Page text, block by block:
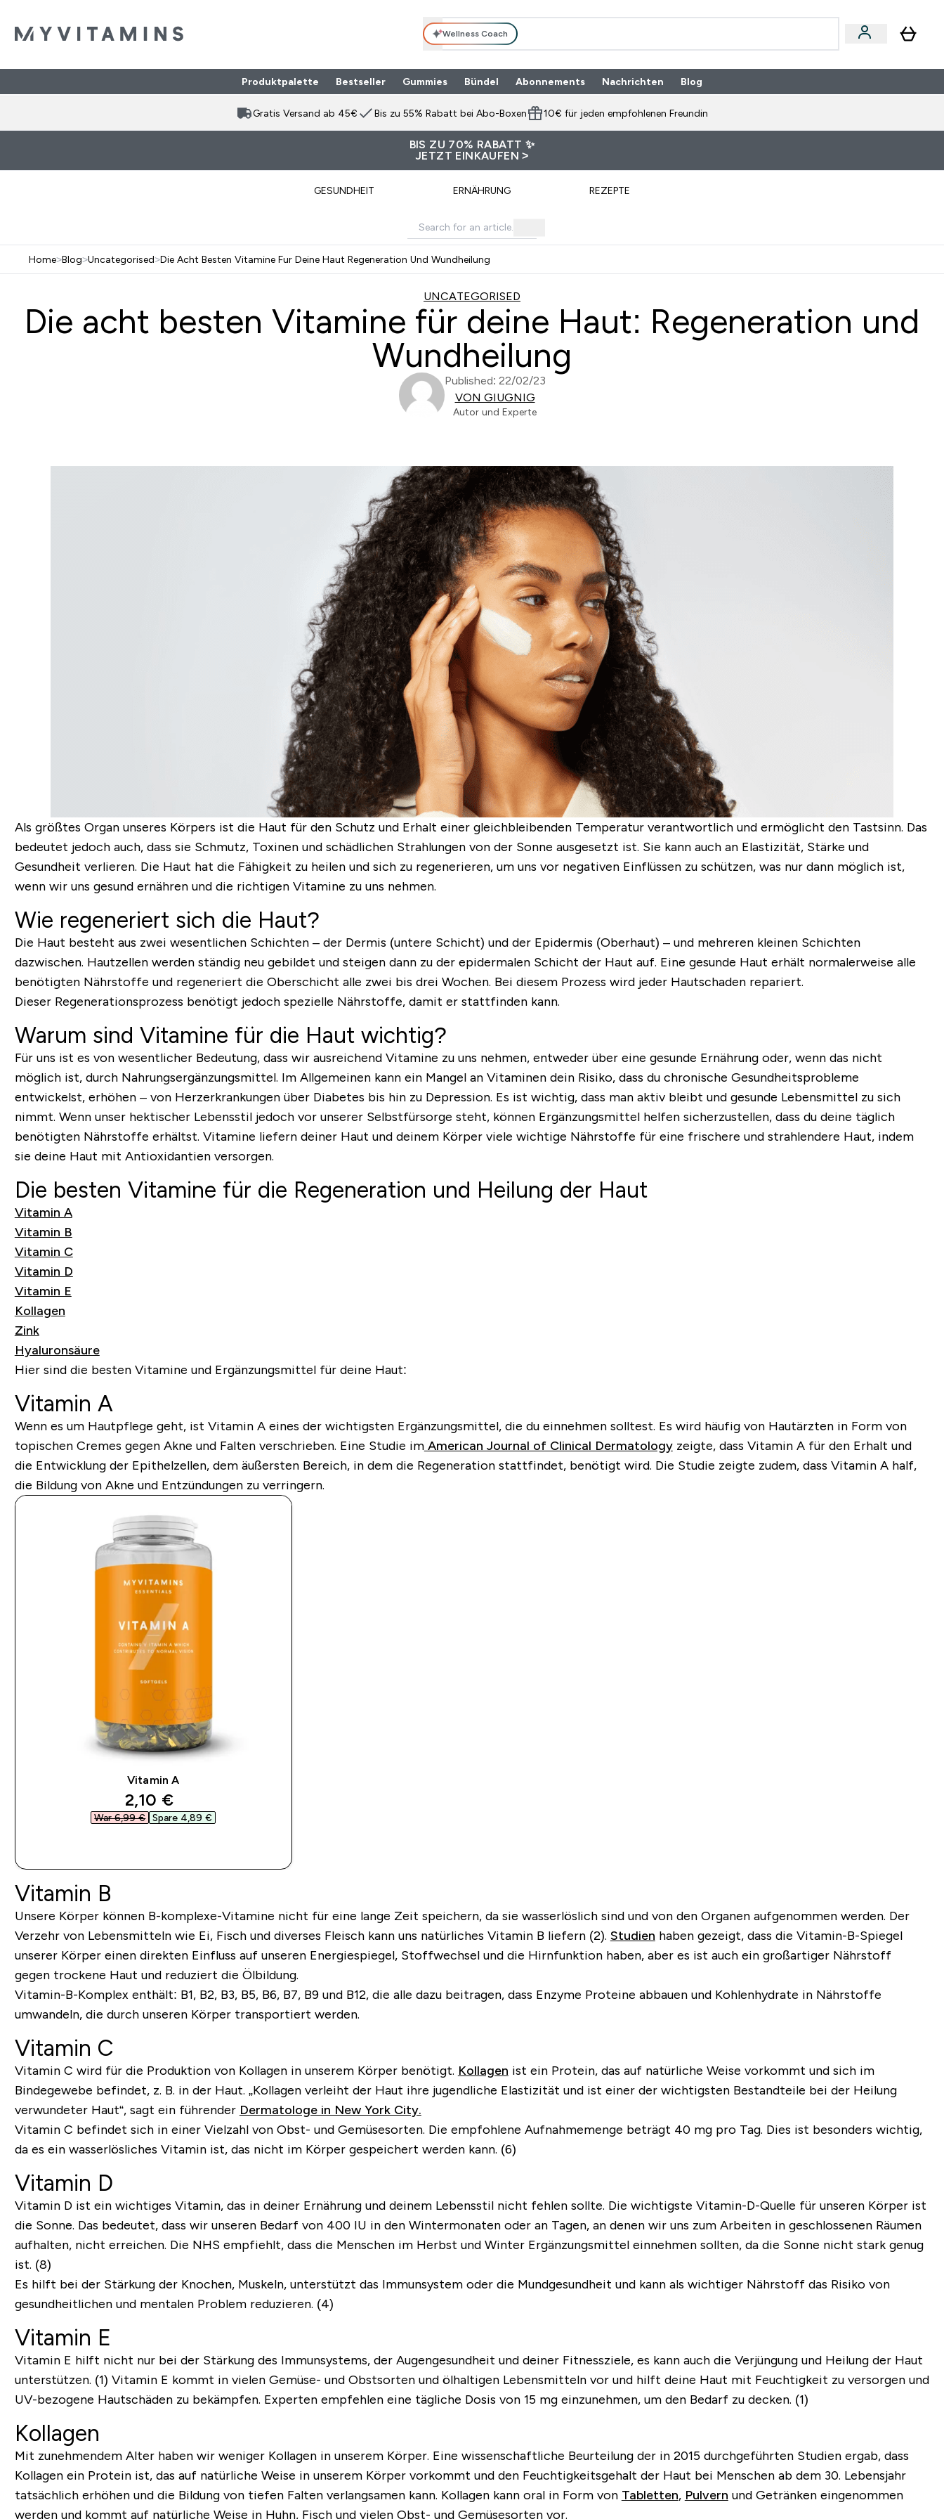
Wellness Coach
ProduktpaletteEnter Produktpalette submenu
⌄ Bestseller Gummies Bündel Abonnements Nachrichten Blog
Gratis Versand ab 45€ Bis zu 55% Rabatt bei Abo-Boxen 10€ für jeden empfohlenen Freundin
BIS ZU 70% RABATT ✨
JETZT EINKAUFEN >
GESUNDHEIT ERNÄHRUNG REZEPTE
Home>Blog>Uncategorised>Die Acht Besten Vitamine Fur Deine Haut Regeneration Und Wundheilung
UNCATEGORISED
Die acht besten Vitamine für deine Haut: Regeneration und
Wundheilung
Published: 22/02/23
VON GIUGNIG
Autor und Experte
Als größtes Organ unseres Körpers ist die Haut für den Schutz und Erhalt einer gleichbleibenden Temperatur verantwortlich und ermöglicht den Tastsinn. Das
bedeutet jedoch auch, dass sie Schmutz, Toxinen und schädlichen Strahlungen von der Sonne ausgesetzt ist. Sie kann auch an Elastizität, Stärke und
Gesundheit verlieren. Die Haut hat die Fähigkeit zu heilen und sich zu regenerieren, um uns vor negativen Einflüssen zu schützen, was nur dann möglich ist,
wenn wir uns gesund ernähren und die richtigen Vitamine zu uns nehmen.
Wie regeneriert sich die Haut?
Die Haut besteht aus zwei wesentlichen Schichten – der Dermis (untere Schicht) und der Epidermis (Oberhaut) – und mehreren kleinen Schichten
dazwischen. Hautzellen werden ständig neu gebildet und steigen dann zu der epidermalen Schicht der Haut auf. Eine gesunde Haut erhält normalerweise alle
benötigten Nährstoffe und regeneriert die Oberschicht alle zwei bis drei Wochen. Bei diesem Prozess wird jeder Hautschaden repariert.
Dieser Regenerationsprozess benötigt jedoch spezielle Nährstoffe, damit er stattfinden kann.
Warum sind Vitamine für die Haut wichtig?
Für uns ist es von wesentlicher Bedeutung, dass wir ausreichend Vitamine zu uns nehmen, entweder über eine gesunde Ernährung oder, wenn das nicht
möglich ist, durch Nahrungsergänzungsmittel. Im Allgemeinen kann ein Mangel an Vitaminen dein Risiko, dass du chronische Gesundheitsprobleme
entwickelst, erhöhen – von Herzerkrankungen über Diabetes bis hin zu Depression. Es ist wichtig, dass man aktiv bleibt und gesunde Lebensmittel zu sich
nimmt. Wenn unser hektischer Lebensstil jedoch vor unserer Selbstfürsorge steht, können Ergänzungsmittel helfen sicherzustellen, dass du deine täglich
benötigten Nährstoffe erhältst. Vitamine liefern deiner Haut und deinem Körper viele wichtige Nährstoffe für eine frischere und strahlendere Haut, indem
sie deine Haut mit Antioxidantien versorgen.
Die besten Vitamine für die Regeneration und Heilung der Haut
Vitamin A
Vitamin B
Vitamin C
Vitamin D
Vitamin E
Kollagen
Zink
Hyaluronsäure
Hier sind die besten Vitamine und Ergänzungsmittel für deine Haut:
Vitamin A
Wenn es um Hautpflege geht, ist Vitamin A eines der wichtigsten Ergänzungsmittel, die du einnehmen solltest. Es wird häufig von Hautärzten in Form von
topischen Cremes gegenAkne und Faltenverschrieben. Eine Studie imAmerican Journal of Clinical Dermatologyzeigte, dass Vitamin A für den Erhalt und
die Entwicklung der Epithelzellen, dem äußersten Bereich, in dem die Regeneration stattfindet, benötigt wird. Die Studie zeigte zudem, dass Vitamin A half,
die Bildung von Akne und Entzündungen zu verringern.
Vitamin A
discounted price
2,10 €‎
War 6,99 €‎ Spare 4,89 €‎
Vitamin B
Unsere Körper können B-komplexe-Vitamine nicht für eine lange Zeit speichern, da sie wasserlöslich sind und von den Organen aufgenommen werden. Der
Verzehr von Lebensmitteln wie Ei, Fisch und diverses Fleisch kann uns natürliches Vitamin B liefern (2). Studien haben gezeigt, dass die Vitamin-B-Spiegel
unserer Körper einen direkten Einfluss auf unseren Energiespiegel, Stoffwechsel und die Hirnfunktion haben, aber es ist auch ein großartiger Nährstoff
gegen trockene Haut und reduziert die Ölbildung.
Vitamin-B-Komplex enthält: B1, B2, B3, B5, B6, B7, B9 und B12, die alle dazu beitragen, dass Enzyme Proteine abbauen und Kohlenhydrate in Nährstoffe
umwandeln, die durch unseren Körper transportiert werden.
Vitamin C
Vitamin C wird für die Produktion von Kollagen in unserem Körper benötigt. Kollagen ist ein Protein, das auf natürliche Weise vorkommt und sich im
Bindegewebe befindet, z. B. in der Haut. „Kollagen verleiht der Haut ihre jugendliche Elastizität und ist einer der wichtigsten Bestandteile bei der Heilung
verwundeter Haut“, sagt ein führender Dermatologe in New York City.
Vitamin C befindet sich in einer Vielzahl von Obst- und Gemüsesorten. Die empfohlene Aufnahmemenge beträgt 40 mg pro Tag. Dies ist besonders wichtig,
da es ein wasserlösliches Vitamin ist, das nicht im Körper gespeichert werden kann. (6)
Vitamin D
Vitamin D ist ein wichtiges Vitamin, das in deiner Ernährung und deinem Lebensstil nicht fehlen sollte. Die wichtigste Vitamin-D-Quelle für unseren Körper ist
die Sonne. Das bedeutet, dass wir unseren Bedarf von 400 IU in den Wintermonaten oder an Tagen, an denen wir uns zum Arbeiten in geschlossenen Räumen
aufhalten, nicht erreichen. Die NHS empfiehlt, dass die Menschen im Herbst und Winter Ergänzungsmittel einnehmen sollten, da die Sonne nicht stark genug
ist. (8)
Es hilft bei der Stärkung der Knochen, Muskeln, unterstützt das Immunsystem oder die Mundgesundheit und kann als wichtiger Nährstoff das Risiko von
gesundheitlichen und mentalen Problem reduzieren. (4)
Vitamin E
Vitamin E hilft nicht nur bei der Stärkung des Immunsystems, der Augengesundheit und deiner Fitnessziele, es kann auch die Verjüngung und Heilung der Haut
unterstützen. (1) Vitamin E kommt in vielen Gemüse- und Obstsorten und ölhaltigen Lebensmitteln vor und hilft deine Haut mit Feuchtigkeit zu versorgen und
UV-bezogene Hautschäden zu bekämpfen. Experten empfehlen eine tägliche Dosis von 15 mg einzunehmen, um den Bedarf zu decken. (1)
Kollagen
Mit zunehmendem Alter haben wir weniger Kollagen in unserem Körper. Eine wissenschaftliche Beurteilung der in 2015 durchgeführten Studien ergab, dass
Kollagen ein Protein ist, das auf natürliche Weise in unserem Körper vorkommt und den Feuchtigkeitsgehalt der Haut bei Menschen ab dem 30. Lebensjahr
tatsächlich erhöhen und die Bildung von tiefen Falten verlangsamenkann. Kollagen kann oral in Form von Tabletten, Pulvern und Getränken eingenommen
werden und kommt auf natürliche Weise in Huhn, Fisch und vielen Obst- und Gemüsesorten vor.